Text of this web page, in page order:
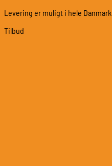
Levering er muligt i hele Danmark.
Tilbud